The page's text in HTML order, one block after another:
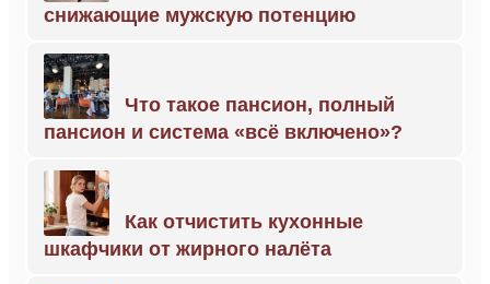
снижающие мужскую потенцию
Что такое пансион, полный
пансион и система «всё включено»?
Как отчистить кухонные
шкафчики от жирного налёта